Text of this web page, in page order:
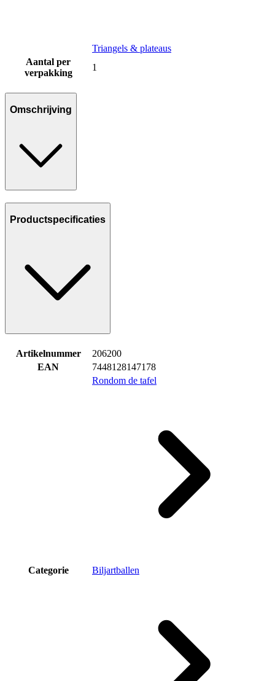
Triangels & plateaus
Aantal per
verpakking
1
Omschrijving
Productspecificaties
Artikelnummer
206200
EAN
7448128147178
Categorie
Rondom de tafel
Biljartballen